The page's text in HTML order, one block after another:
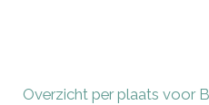
Overzicht per plaats voor